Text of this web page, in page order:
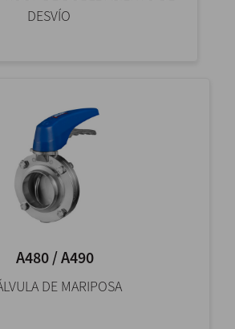
DESVÍO
A480 / A490
DE MARIPOSA